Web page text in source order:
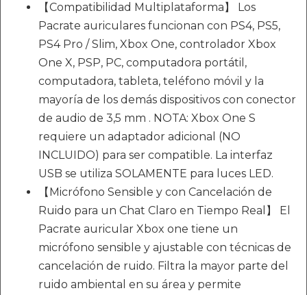
【Compatibilidad Multiplataforma】 Los
Pacrate auriculares funcionan con PS4, PS5,
PS4 Pro / Slim, Xbox One, controlador Xbox
One X, PSP, PC, computadora portátil,
computadora, tableta, teléfono móvil y la
mayoría de los demás dispositivos con conector
de audio de 3,5 mm . NOTA: Xbox One S
requiere un adaptador adicional (NO
INCLUIDO) para ser compatible. La interfaz
USB se utiliza SOLAMENTE para luces LED.
【Micrófono Sensible y con Cancelación de
Ruido para un Chat Claro en Tiempo Real】 El
Pacrate auricular Xbox one tiene un
micrófono sensible y ajustable con técnicas de
cancelación de ruido. Filtra la mayor parte del
ruido ambiental en su área y permite